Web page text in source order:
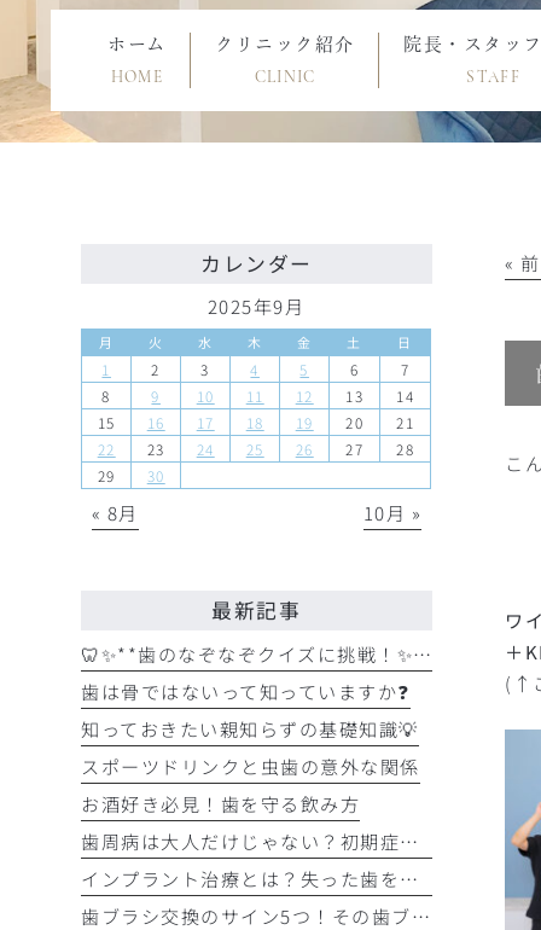
ホーム
HOME
クリニック紹介
CLINIC
院長・スタッ
STAFF
«
こ
ワ
＋
(↑
カレンダー
2025年9月
月 火 水 木 金 土 日
1 2 3 4 5 6
7
8
9 10 11 12 13
14
15
16 17 18 19 20
21
22
23 24 25 26 27
28
29
30
« 8月 10月 »
最新記事
🦷✨**歯のなぞなぞクイズに挑戦！✨🪥
歯は骨ではないって知っていますか❓
知っておきたい親知らずの基礎知識💡
スポーツドリンクと虫歯の意外な関係
お酒好き必見！歯を守る飲み方
歯周病は大人だけじゃない？初期症状をチェック
インプラント治療とは？失った歯を補う選択肢を正しく知りましょう！！
歯ブラシ交換のサイン5つ！その歯ブラシ、まだ使っていませんか？🪥